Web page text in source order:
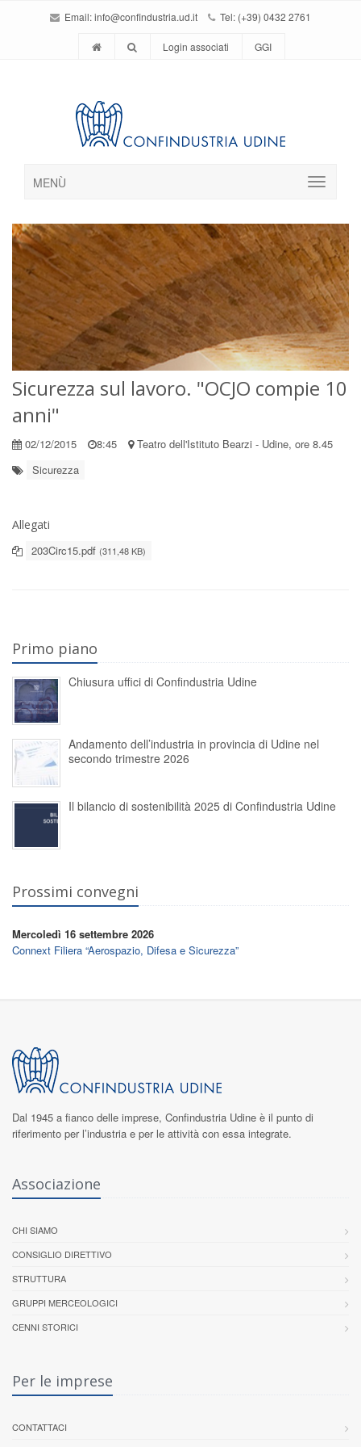
Email:info@confindustria.ud.it Tel: (+39) 0432 2761
Login associati GGI
MENÙ
Sicurezza sul lavoro. "OCJO compie 10
anni"
02/12/2015 8:45
Teatro dell'Istituto Bearzi - Udine, ore 8.45
Sicurezza
Allegati
203Circ15.pdf (311,48 KB)
Primo piano
Chiusura uffici di Confindustria Udine
Andamento dell’industria in provincia di Udine nel
secondo trimestre 2026
Il bilancio di sostenibilità 2025 di Confindustria Udine
Prossimi convegni
Mercoledì 16 settembre 2026
Connext Filiera “Aerospazio, Difesa e Sicurezza”
Dal 1945 a fianco delle imprese, Confindustria Udine è il punto di
riferimento per l’industria e per le attività con essa integrate.
Associazione
CHI SIAMO
CONSIGLIO DIRETTIVO
STRUTTURA
GRUPPI MERCEOLOGICI
CENNI STORICI
Per le imprese
CONTATTACI